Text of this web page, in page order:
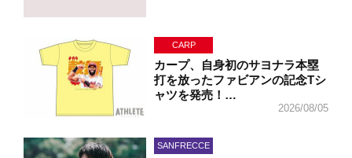
CARP
カープ、自身初のサヨナラ本塁
打を放ったファビアンの記念Tシ
ャツを発売！…
2026/08/05
SANFRECCE